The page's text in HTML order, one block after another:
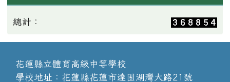
總計：
花蓮縣立體育高級中等學校
學校地址：花蓮縣花蓮市達固湖灣大路21號